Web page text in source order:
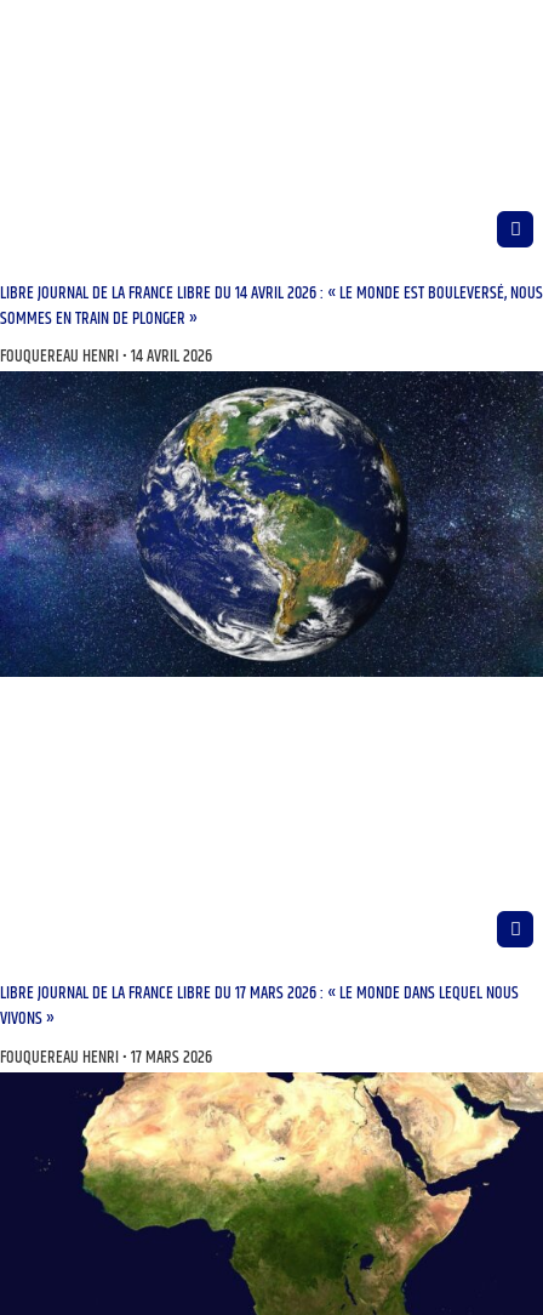
LIBRE JOURNAL DE LA FRANCE LIBRE DU 14 AVRIL 2026 : « LE MONDE EST BOULEVERSÉ, NOUS
SOMMES EN TRAIN DE PLONGER »
FOUQUEREAU HENRI 14 AVRIL 2026
LIBRE JOURNAL DE LA FRANCE LIBRE DU 17 MARS 2026 : « LE MONDE DANS LEQUEL NOUS
VIVONS »
FOUQUEREAU HENRI 17 MARS 2026